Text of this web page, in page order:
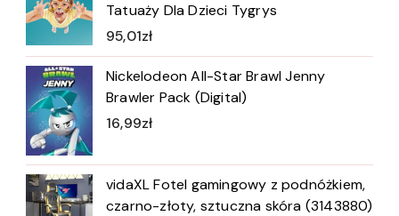
Tatuaży Dla Dzieci Tygrys
95,01zł
Nickelodeon All-Star Brawl Jenny
Brawler Pack (Digital)
16,99zł
vidaXL Fotel gamingowy z podnóżkiem,
czarno-złoty, sztuczna skóra (3143880)